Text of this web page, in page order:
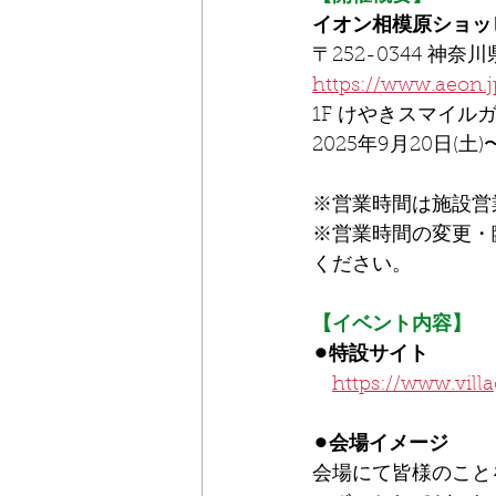
イオン相模原ショ
〒252-0344 神奈川
https://
1F けやきスマイル
2025年9月20日(土)
※営業時間は施設営
※営業時間の変更・
ください。
【イベント内容】
⚫︎特設サイト
https://
⚫︎会場イメージ
会場にて皆様のこ